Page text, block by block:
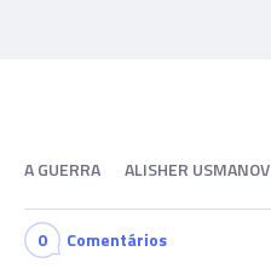
A GUERRA ALISHER USMANOV
0 Comentários